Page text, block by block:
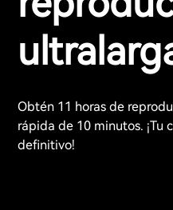
Obtén 11 horas de
rápida de 10 minutos. ¡Tu
definitivo!